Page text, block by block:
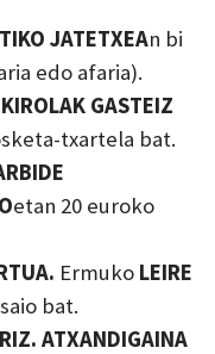
JATETXEAn bi
edo afaria).
KIROLAK GASTEIZ
txartela bat.
etan 20 euroko
Ermuko LEIRE
bat.
ATXANDIGAINA